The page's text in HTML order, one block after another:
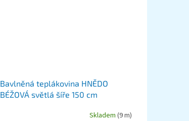
Bavlněná teplákovina HNĚDO
BÉŽOVÁ světlá šíře 150 cm
Skladem (9 m)